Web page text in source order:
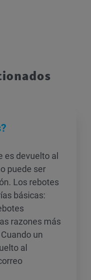
es devuelto al
puede ser
Los rebotes
básicas:
razones más
un
al